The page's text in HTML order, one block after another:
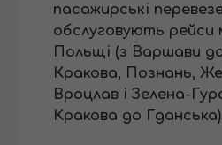
пасажирські
обслуговують рейси
Польщі (з Варшави
Кракова, Познань,
Вроцлав і Зелена-
Кракова до